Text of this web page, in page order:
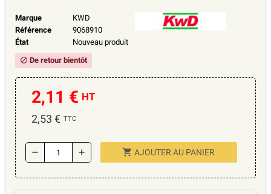
Marque
KWD
Référence
9068910
État
Nouveau produit
block De retour bientôt
2,11 € HT
2,53 € TTC
remove add shopping_cart AJOUTER AU PANIER